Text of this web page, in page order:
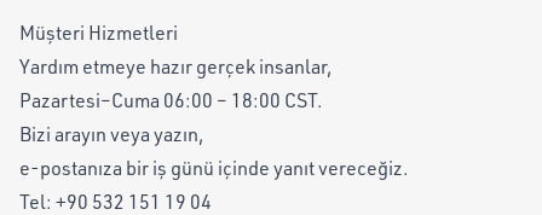
Müşteri Hizmetleri
Yardım etmeye hazır gerçek insanlar,
Pazartesi–Cuma 06:00 – 18:00 CST.
Bizi arayın veya yazın,
e-postanıza bir iş günü içinde yanıt vereceğiz.
Tel: +90 532 151 19 04